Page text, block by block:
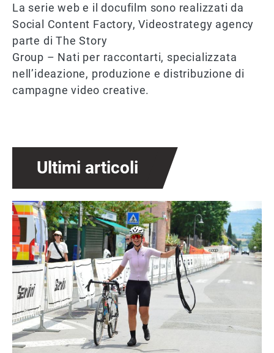
La serie web e il docufilm sono realizzati da
Social Content Factory, Videostrategy agency
parte di The Story
Group – Nati per raccontarti, specializzata
nell’ideazione, produzione e distribuzione di
campagne video creative.
Ultimi articoli
Immagine